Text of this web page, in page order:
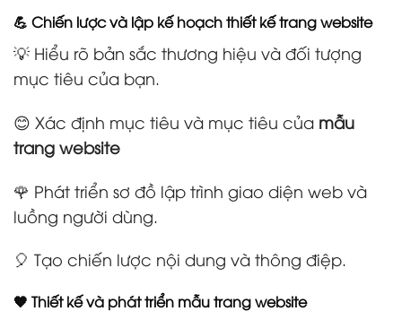
💪 Chiến lược và lập kế hoạch thiết kế trang website
💡 Hiểu rõ bản sắc thương hiệu và đối tượng
mục tiêu của bạn.
😊 Xác định mục tiêu và mục tiêu của mẫu
trang website
🌹 Phát triển sơ đồ lập trình giao diện web và
luồng người dùng.
🎈 Tạo chiến lược nội dung và thông điệp.
🧡 Thiết kế và phát triển mẫu trang website